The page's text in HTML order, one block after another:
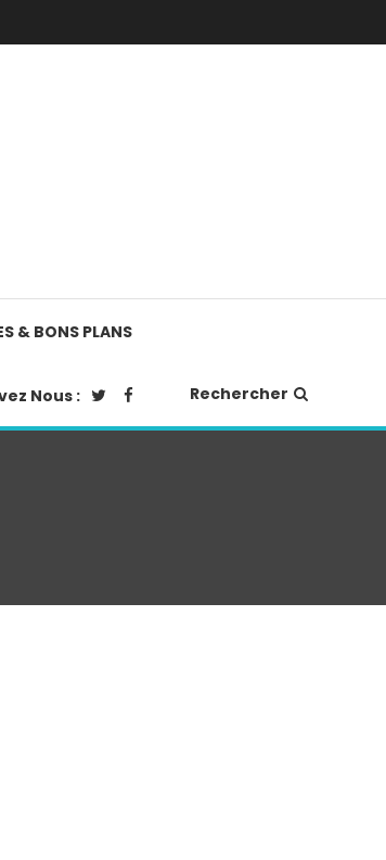
& BONS PLANS
Nous : Rechercher